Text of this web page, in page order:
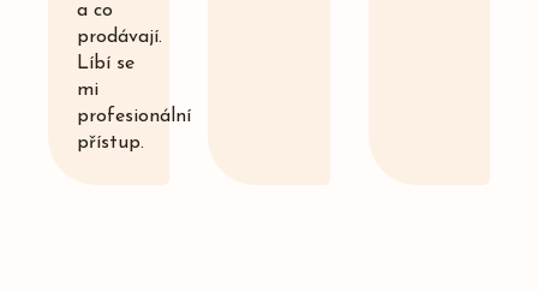
a co
prodávají.
Líbí se
mi
profesionální
přístup.